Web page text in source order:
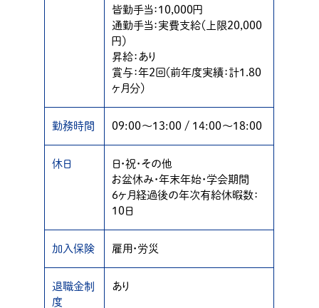
皆勤手当：10,000円
通勤手当：実費支給（上限20,000
円）
昇給：あり
賞与：年２回（前年度実績：計1.80
ヶ月分）
勤務時間 09:00〜13:00 / 14:00〜18:00
休日
日・祝・その他
お盆休み・年末年始・学会期間
6ヶ月経過後の年次有給休暇数：
10日
加入保険 雇用・労災
退職金制
度
あり